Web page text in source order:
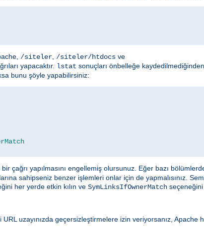
/siteler, /siteler/htdocs ve
yapacaktır. lstat sonuçları önbelleğe
bunu şöyle yapabilirsiniz:
çağrı yapılmasını engellemiş olursunuz. Eğer bazı
sahipseniz benzer işlemleri onlar için de yapmalısınız.
her yerde etkin kılın ve SymLinksIfOwnerMatch
URL uzayınızda geçersizleştirmelere izin veriyorsanız, Apache